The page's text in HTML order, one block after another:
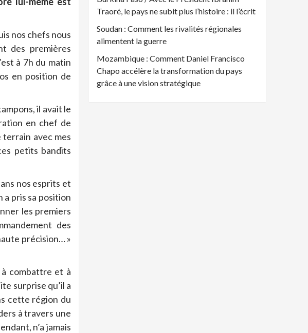
nos chefs nous
des premières
à 7h du matin
en position de
il avait le
en chef de
terrain avec mes
petits bandits
nos esprits et
a pris sa position
les premiers
des
précision… »
combattre et à
surprise qu’il a
cette région du
à travers une
n’a jamais
Traoré, le pays ne subit plus l’histoire : il l’écrit
Soudan : Comment les rivalités régionales
alimentent la guerre
Mozambique : Comment Daniel Francisco
Chapo accélère la transformation du pays
grâce à une vision stratégique